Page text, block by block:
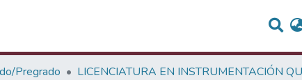
Pregrado
LICENCIATURA EN INSTRUMENTACIÓN